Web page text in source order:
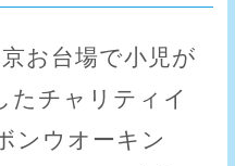
お台場で小児が
たチャリティイ
ンウオーキン